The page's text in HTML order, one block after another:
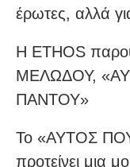
έρωτες, αλλά
Η ΕΤΗΟS
ΜΕΛΩΔΟΥ,
ΠΑΝΤΟΥ»
Το «ΑΥΤΟΣ
προτείνει μια